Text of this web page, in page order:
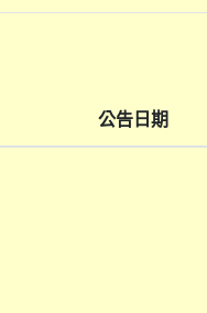
公告日期